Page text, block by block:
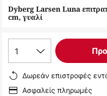
συλλογής
εικόνων
Dyberg Larsen Luna
cm, γυαλί
1
Δωρεάν επιστροφές
Ασφαλείς πληρωμές